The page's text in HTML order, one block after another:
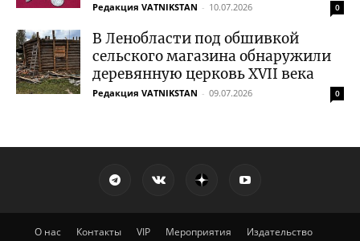
Редакция VATNIKSTAN - 10.07.2026 0
В Ленобласти под обшивкой
сельского магазина обнаружили
деревянную церковь XVII века
Редакция VATNIKSTAN - 09.07.2026 0
О нас Контакты VIP Мероприятия
Издательство